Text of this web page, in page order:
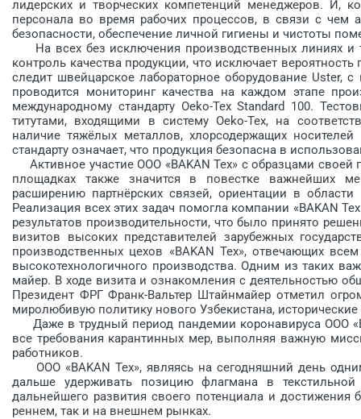
лидерских и творчес­ких компетенций менеджеров. И,
персонала во время рабочих процессов, в связи с чем
безопасности, обеспечение личной гигиены и ­чистоты
На всех без исключения производственных линиях и
контроль качества продукции, что исключает
следит швейцарское лабораторное оборудование Uster,
проводится мониторинг качества на каж­дом этапе
международному стандарту Oeko-Tex Standard 100.
титутами, входящими в систему Oeko-Tex, на
наличие тяжёлых металлов, хлорсодержащих
стандарту означает, что продукция безопасна в
Активное участие ООО «BAKAN Tex» с образцами
площадках также значится в повестке важнейших
расширению партнёрских связей, ориентации в
Реализация всех этих задач помогла компании «BAKAN
результатов производительности, что было принято
визитов высоких представителей зарубежных
производственных цехов «BAKAN Tex», отвечающих
высокотехнологичного производства. Одним из таких
майер. В ходе визита и ознакомления с деятельностью
Президент ФРГ Франк-Вальтер Штайнмайер отметил
миролюбивую политику нового Узбекистана,
Даже в трудный период пандемии коронавируса ООО
все требования карантинных мер, выполняя важную
работников.
ООО «BAKAN Tex», являясь на сегодняшний день
дальше удерживать позицию флагмана в
дальнейшего развития своего потенциала и достижения
реннем, так и на внешнем рынках.